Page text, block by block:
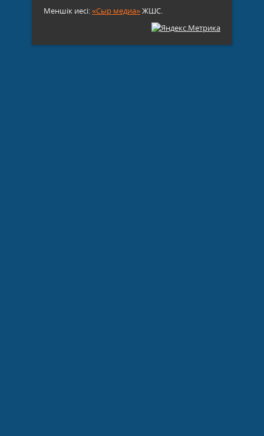
Меншік иесі:«Сыр медиа»ЖШС.